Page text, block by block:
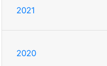
2021
2020